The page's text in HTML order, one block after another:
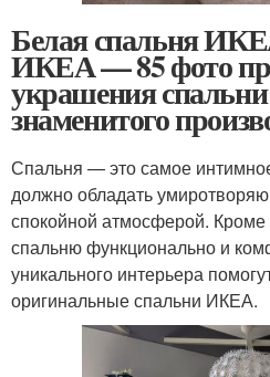
Белая спальня
ИКЕА — 85 фото
украшения
знаменитого
Спальня — это самое
должно обладать
спокойной атмосферой. Кроме
спальню функционально и
уникального интерьера
оригинальные спальни ИКЕА.